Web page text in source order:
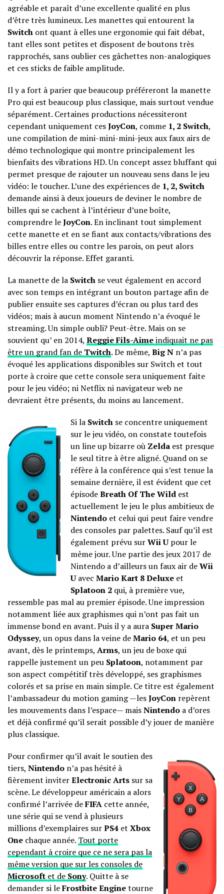
agréable et paraît d’une excellente qualité en plus
d’être très lumineux. Les manettes qui entourent la
Switch ont quant à elles une ergonomie qui fait débat,
tant elles sont petites et disposent de boutons très
rapprochés, sans oublier ces gâchettes non-analogiques
et ces sticks de faible amplitude.
Il y a fort à parier que beaucoup préféreront la manette
Pro qui est beaucoup plus classique, mais surtout vendue
séparément. Certaines productions nécessiteront
cependant uniquement cesJoyCon, comme 1, 2 Switch,
une compilation de mini-mini-mini-jeux aux faux airs de
démo technologique qui montre principalement les
bienfaits des vibrations HD. Un concept assez bluffant qui
permet presque de rajouter un nouveau sens dans le jeu
vidéo: le toucher. L’une des expériences de 1, 2, Switch
demande ainsi à deux joueurs de deviner le nombre de
billes qui se cachent à l’intérieur d’une boîte,
comprendre leJoyCon. En inclinant tout simplement
cette manette et en se fiant aux contacts/vibrations des
billes entre elles ou contre les parois, on peut alors
découvrir la réponse. Effet garanti.
La manette de la Switch se veut également en accord
avec son temps en intégrant un bouton partage afin de
publier ensuite ses captures d’écran ou plus tard des
vidéos; mais à aucun moment Nintendo n’a évoqué le
streaming. Un simple oubli? Peut-être. Mais on se
souvient qu’ en 2014, Reggie Fils-Aimeindiquait ne pas
être un grand fan de Twitch. De même, Big N n’a pas
évoqué les applications disponibles sur Switch et tout
porte à croire que cette console sera uniquement faite
pour le jeu vidéo; ni Netflix ni navigateur web ne
devraient être présents, du moins au lancement.
Si la Switch se concentre uniquement
sur le jeu vidéo, on constate toutefois
un line up bizarre où Zelda est presque
le seul titre à être aligné. Quand on se
réfère à la conférence qui s’est tenue la
semaine dernière, il est évident que cet
épisodeBreath Of The Wild est
actuellement le jeu le plus ambitieux de
Nintendo et celui qui peut faire vendre
des consoles par palettes. Sauf qu’il est
également prévu surWii Upour le
même jour. Une partie des jeux 2017 de
Nintendo a d’ailleurs un faux air deWii
Uavec Mario Kart 8 Deluxe et
Splatoon 2 qui, à première vue,
ressemble pas mal au premier épisode. Une impression
notamment liée aux graphismes qui n’ont pas fait un
immense bond en avant. Puis il y a aura Super Mario
Odyssey, un opus dans la veine deMario 64, et un peu
avant, dès le printemps, Arms, un jeu de boxe qui
rappelle justement un peu Splatoon, notamment par
son aspect compétitif très développé, ses graphismes
colorés et sa prise en main simple. Ce titre est également
l’ambassadeur du motion gaming —lesJoyCon repèrent
les mouvements dans l’espace— maisNintendo a d’ores
et déjà confirmé qu’il serait possible d’y jouer de manière
plus classique.
Pour confirmer qu’il avait le soutien des
tiers, Nintendo n’a pas hésité à
fièrement inviterElectronic Arts sur sa
scène. Le développeur américain a alors
confirmé l’arrivée deFIFA cette année,
une série qui se vend à plusieurs
millions d’exemplaires surPS4 et Xbox
One chaque année. Tout porte
cependant à croire que ce ne sera pas la
même version que sur les consoles de
Microsoft et de Sony. Quitte à se
demander si leFrostbite Enginetourne